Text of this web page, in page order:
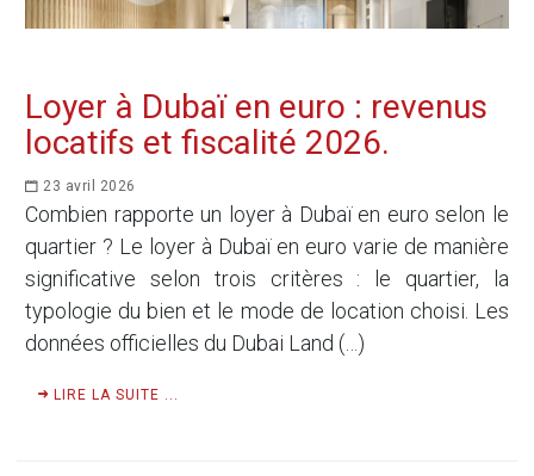
Loyer à Dubaï en euro : revenus
locatifs et fiscalité 2026.
23 avril 2026
Combien rapporte un loyer à Dubaï en euro selon le
quartier ? Le loyer à Dubaï en euro varie de manière
significative selon trois critères : le quartier, la
typologie du bien et le mode de location choisi. Les
données officielles du Dubai Land (…)
LIRE LA SUITE ...